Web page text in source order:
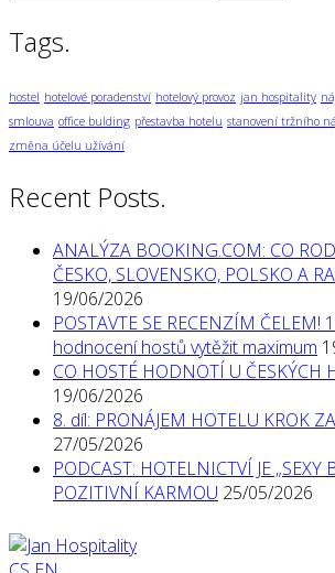
Tags.
hostel hotelové poradenství hotelový provoz jan hospitality
smlouva office bulding přestavba hotelu stanovení tržního
změna účelu užívání
Recent Posts.
ANALÝZA BOOKING.COM: CO
ČESKO, SLOVENSKO, POLSKO A
19/06/2026
POSTAVTE SE RECENZÍM ČELEM!
hodnocení hostů vytěžit maximum
CO HOSTÉ HODNOTÍ U ČESKÝCH
19/06/2026
8. díl: PRONÁJEM HOTELU KROK
27/05/2026
PODCAST: HOTELNICTVÍ JE „SEXY
POZITIVNÍ KARMOU 25/05/2026